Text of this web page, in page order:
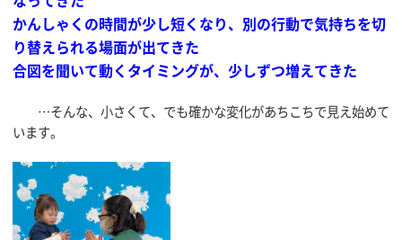
かんしゃくの時間が少し短くなり、別の行動で気持ちを切
り替えられる場面が出てきた
合図を聞いて動くタイミングが、少しずつ増えてきた
…そんな、小さくて、でも確かな変化があちこちで見え始めて
います。